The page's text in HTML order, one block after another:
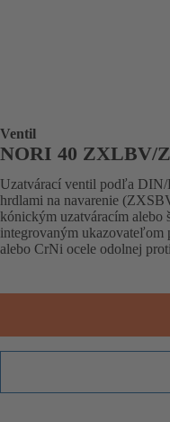
Ventil
NORI 40 ZXLBV/
Uzatvárací ventil podľa
hrdlami na navarenie
kónickým uzatváracím
integrovaným ukazovateľom
alebo CrNi ocele odolnej